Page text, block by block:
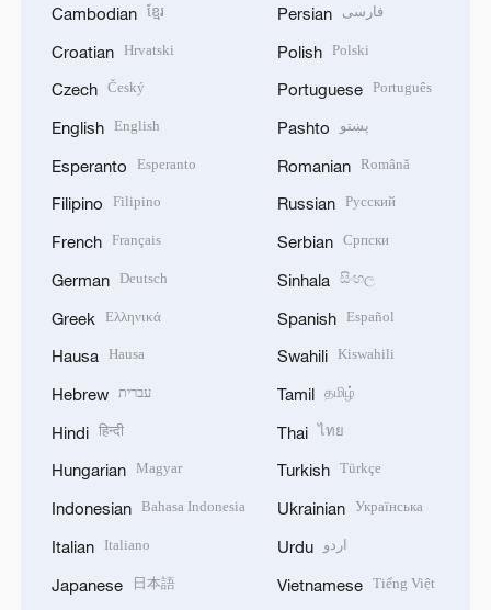
Cambodian ខ្មែរ
Croatian Hrvatski
Czech Český
English English
Esperanto Esperanto
Filipino Filipino
French Français
German Deutsch
Greek Ελληνικά
Hausa Hausa
Hebrew עברית
Hindi हिन्दी
Hungarian Magyar
Indonesian Bahasa Indonesia
Italian Italiano
Japanese
日本語
Persian فارسی
Polish Polski
Portuguese Português
Pashto پښتو
Romanian Română
Russian Русский
Serbian Српски
Sinhala සිංහල
Spanish Español
Swahili Kiswahili
Tamil தமிழ்
Thai ไทย
Turkish Türkçe
Ukrainian Українська
Urdu اردو
Vietnamese Tiếng Việt